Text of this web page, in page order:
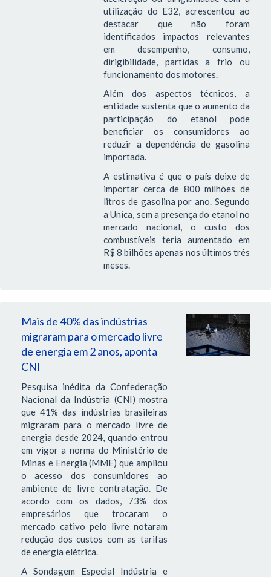
utilização do E32, acrescentou ao
destacar que não foram
identificados impactos relevantes
em desempenho, consumo,
dirigibilidade, partidas a frio ou
funcionamento dos motores.
Além dos aspectos técnicos, a
entidade sustenta que o aumento da
participação do etanol pode
beneficiar os consumidores ao
reduzir a dependência de gasolina
importada.
A estimativa é que o país deixe de
importar cerca de 800 milhões de
litros de gasolina por ano. Segundo
a Unica, sem a presença do etanol no
mercado nacional, o custo dos
combustíveis teria aumentado em
R$ 8 bilhões apenas nos últimos três
meses.
Mais de 40% das indústrias
migraram para o mercado livre
de energia em 2 anos, aponta
CNI
Pesquisa inédita da Confederação
Nacional da Indústria (CNI) mostra
que 41% das indústrias brasileiras
migraram para o mercado livre de
energia desde 2024, quando entrou
em vigor a norma do Ministério de
Minas e Energia (MME) que ampliou
o acesso dos consumidores ao
ambiente de livre contratação. De
acordo com os dados, 73% dos
empresários que trocaram o
mercado cativo pelo livre notaram
redução dos custos com as tarifas
de energia elétrica.
A Sondagem Especial Indústria e